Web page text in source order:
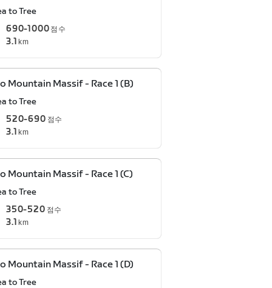
to Tree
690-1000 점수
3.1 km
Mountain Massif - Race 1 (B)
to Tree
520-690 점수
3.1 km
Mountain Massif - Race 1 (C)
to Tree
350-520 점수
3.1 km
Mountain Massif - Race 1 (D)
to Tree